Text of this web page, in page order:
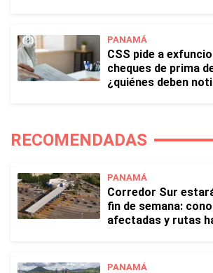
PANAMÁ
CSS pide a
cheques de prima
¿quiénes deben
RECOMENDADAS
PANAMÁ
Corredor Sur
fin de semana:
afectadas y rutas
PANAMÁ